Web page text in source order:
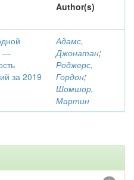
Author(s)
—
за 2019
Адамс,
Джонатан;
Роджерс,
Гордон;
Шомшор,
Мартин